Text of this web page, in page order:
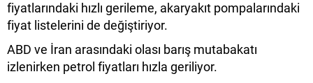
fiyatlarındaki hızlı gerileme, akaryakıt pompalarındaki
fiyat listelerini de değiştiriyor.
ABD ve İran arasındaki olası barış mutabakatı
izlenirken petrol fiyatları hızla geriliyor.